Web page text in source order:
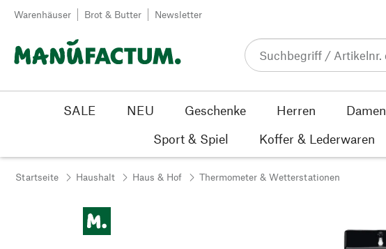
Zum Inhalt springen
Warenhäuser Brot & Butter Newsletter
SALE NEU Geschenke Herren Damen
Sport & Spiel
Koffer & Lederwaren
Startseite Haushalt Haus & Hof Thermometer & Wetterstationen